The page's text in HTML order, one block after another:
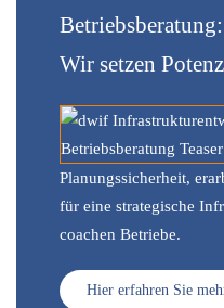
Betriebsberatung:
Wir setzen
Planungssicherheit,
für eine strategische
coachen Betriebe.
Hier erfahren Sie